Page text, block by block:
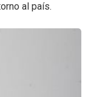
al país.